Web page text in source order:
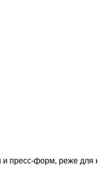
пресс-форм, реже для